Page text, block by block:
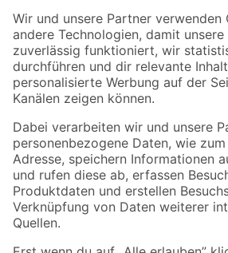
Der toom Newsletter: Keine Angebote und
Zur Newsletter Anmeldung
Folge uns
Zahlungsarten
Sicher einkaufen